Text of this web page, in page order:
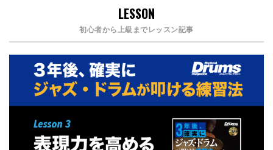
LESSON
初心者から上級までレッスン記事